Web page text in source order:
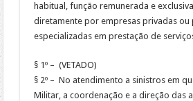
habitual, função remunerada e
diretamente por empresas privadas ou
especializadas em prestação de
§ 1º – (VETADO)
§ 2º – No atendimento a sinistros em
Militar, a coordenação e a direção das